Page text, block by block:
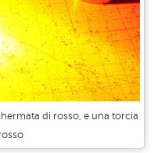
di rosso, e una torcia